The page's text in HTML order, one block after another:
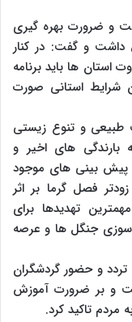
و ضرورت بهره گیری
داشت و گفت: در کنار
استان ها باید برنامه
شرایط استانی صورت
و تنوع زیستی
های اخیر و
پیش بینی های موجود
فصل گرما بر اثر
تهدیدها برای
جنگل ها و عرصه
و حضور گردشگران
و بر ضرورت آموزش
تاکید کرد.